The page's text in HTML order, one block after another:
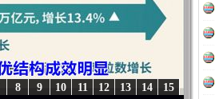
15
14
13
12
11
10
9
8